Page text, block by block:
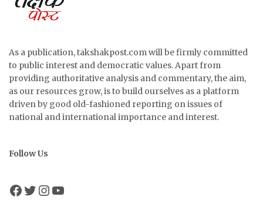
As a publication, takshakpost.com will be firmly committed
to public interest and democratic values. Apart from
providing authoritative analysis and commentary, the aim,
as our resources grow, is to build ourselves as a platform
driven by good old-fashioned reporting on issues of
national and international importance and interest.
Follow Us
Facebook
Twitter
Instagram
YouTube